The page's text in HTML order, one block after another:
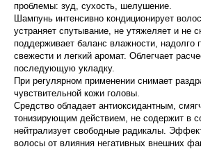
проблемы: зуд, сухость, шелушение.
Шампунь интенсивно кондиционирует
устраняет спутывание, не утяжеляет и не
поддерживает баланс влажности,
свежести и легкий аромат. Облегчает
последующую укладку.
При регулярном применении снимает
чувствительной кожи головы.
Средство обладает антиоксидантным,
тонизирующим действием, не содержит в
нейтрализует свободные радикалы.
волосы от влияния негативных внешних